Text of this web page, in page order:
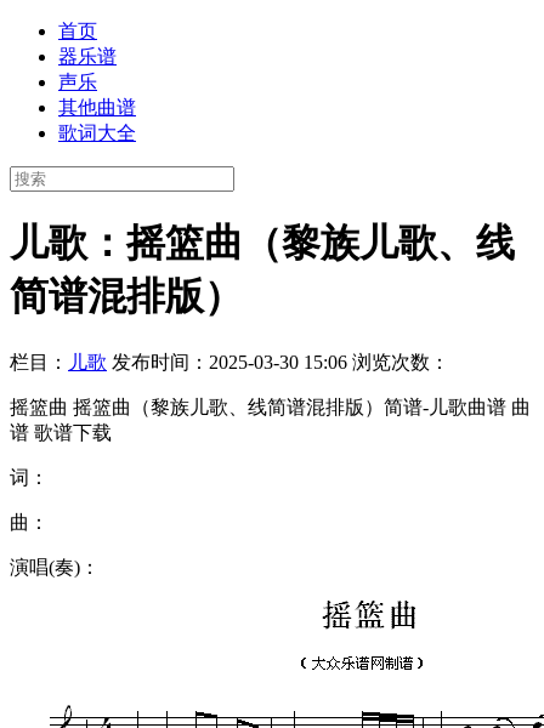
首页
器乐谱
声乐
其他曲谱
歌词大全
儿歌：摇篮曲（黎族儿歌、线
简谱混排版）
栏目： 儿歌 发布时间：2025-03-30 15:06 浏览次数：
摇篮曲 摇篮曲（黎族儿歌、线简谱混排版）简谱-儿歌曲谱 曲
谱 歌谱下载
词：
曲：
演唱(奏)：